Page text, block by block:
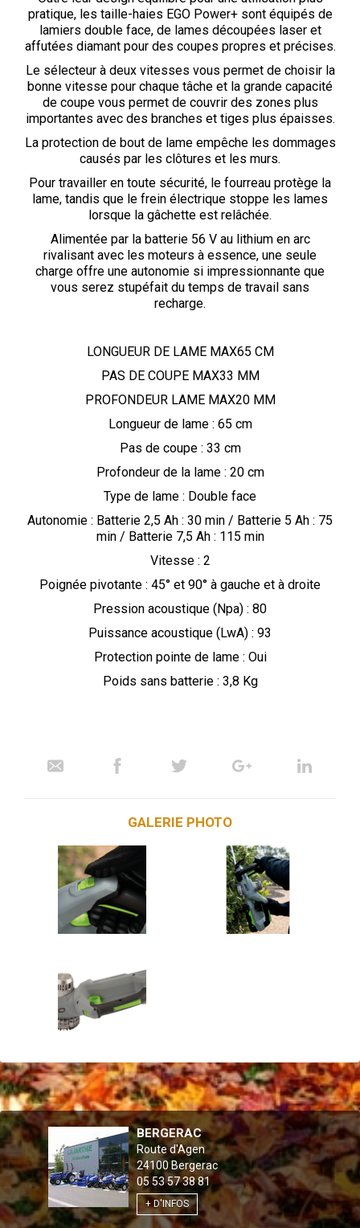
pratique, les taille-haies EGO Power+ sont équipés de
lamiers double face, de lames découpées laser et
affutées diamant pour des coupes propres et précises.
Le sélecteur à deux vitesses vous permet de choisir la
bonne vitesse pour chaque tâche et la grande capacité
de coupe vous permet de couvrir des zones plus
importantes avec des branches et tiges plus épaisses.
La protection de bout de lame empêche les dommages
causés par les clôtures et les murs.
Pour travailler en toute sécurité, le fourreau protège la
lame, tandis que le frein électrique stoppe les lames
lorsque la gâchette est relâchée.
Alimentée par la batterie 56 V au lithium en arc
rivalisant avec les moteurs à essence, une seule
charge offre une autonomie si impressionnante que
vous serez stupéfait du temps de travail sans
recharge.
LONGUEUR DE LAME MAX65 CM
PAS DE COUPE MAX33 MM
PROFONDEUR LAME MAX20 MM
Longueur de lame : 65 cm
Pas de coupe : 33 cm
Profondeur de la lame : 20 cm
Type de lame : Double face
Autonomie : Batterie 2,5 Ah : 30 min / Batterie 5 Ah : 75
min / Batterie 7,5 Ah : 115 min
Vitesse : 2
Poignée pivotante : 45° et 90° à gauche et à droite
Pression acoustique (Npa) : 80
Puissance acoustique (LwA) : 93
Protection pointe de lame : Oui
Poids sans batterie : 3,8 Kg
GALERIE PHOTO
BERGERAC
Route d'Agen
24100 Bergerac
05 53 57 38 81
+ D'INFOS